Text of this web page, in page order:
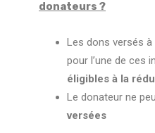
donateurs ?
Les dons versés
pour l’une de ces
éligibles à la
Le donateur ne
versées